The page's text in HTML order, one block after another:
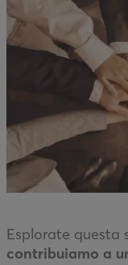
Esplorate questa
contribuiamo a